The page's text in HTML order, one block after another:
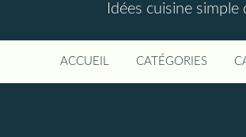
Idées cuisine
ACCUEIL CATÉGORIES